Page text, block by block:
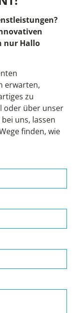
nur Hallo
erwarten,
zu
oder über unser
uns, lassen
finden, wie